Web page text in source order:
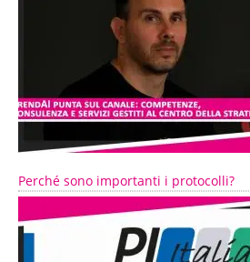
Perché sono importanti i protocolli?